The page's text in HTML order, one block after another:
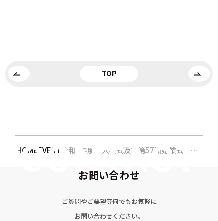
TOP
HOMEEVENT 令和4年度 入社式及び第57期始業式を行いました
お問い合わせ
ご質問やご要望等何でもお気軽に
お問い合わせください。